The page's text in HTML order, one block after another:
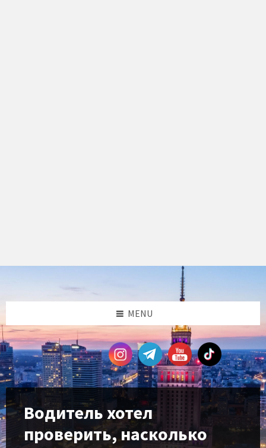
sidebar
sidebar
MENU
Водитель хотел
проверить, насколько